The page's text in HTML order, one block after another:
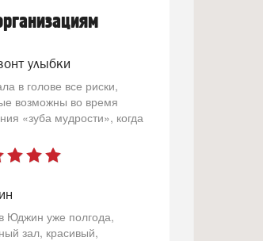
улыбки
в голове все риски,
возможны во время
«зуба мудрости», когда
Юджин уже полгода,
зал, красивый,